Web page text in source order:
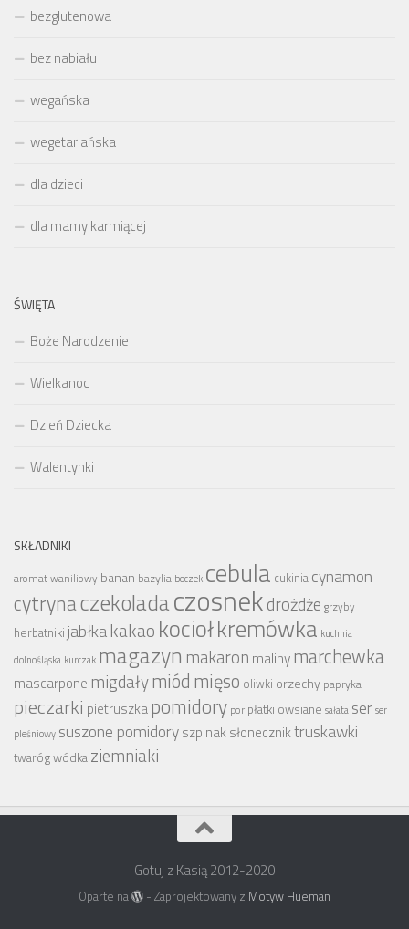
bezglutenowa
bez nabiału
wegańska
wegetariańska
dla dzieci
dla mamy karmiącej
ŚWIĘTA
Boże Narodzenie
Wielkanoc
Dzień Dziecka
Walentynki
SKŁADNIKI
aromat waniliowy banan bazylia boczek cebula cukinia cynamon
cytrynaczekoladaczosnekdrożdże grzyby
herbatniki jabłkakakao kociołkremówka kuchnia
dolnośląska kurczak magazyn makaron malinymarchewka
mascarpone migdałymiódmięso oliwki orzechy papryka
pieczarki pietruszkapomidory por płatki owsiane sałata serser
pleśniowy suszone pomidoryszpinaksłoneczniktruskawki
twarógwódka ziemniaki
Gotuj z Kasią 2012-2020
Oparte na - Zaprojektowany z Motyw Hueman